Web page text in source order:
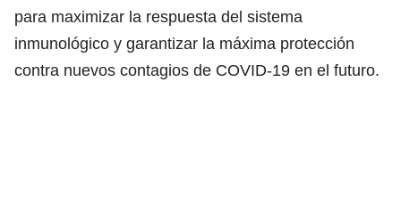
para maximizar la respuesta del sistema
inmunológico y garantizar la máxima protección
contra nuevos contagios de COVID-19 en el futuro.